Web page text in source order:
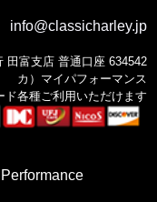
info@classicharley.jp
田富支店 普通口座 634542
カ）マイパフォーマンス
ド各種ご利用いただけます